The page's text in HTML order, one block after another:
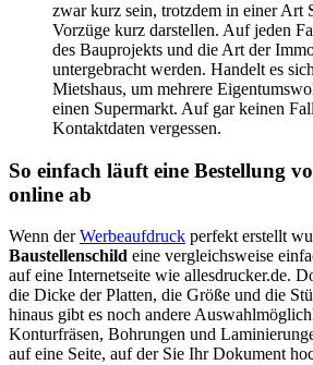
zwar kurz sein, trotzdem in einer Art
Vorzüge kurz darstellen. Auf jeden
des Bauprojekts und die Art der
untergebracht werden. Handelt es
Mietshaus, um mehrere
einen Supermarkt. Auf gar keinen
Kontaktdaten vergessen.
So einfach läuft eine Bestellung
online ab
Wenn derWerbeaufdruck perfekt erstellt
Baustellenschild eine vergleichsweise
auf eine Internetseite wie allesdrucker.de.
die Dicke der Platten, die Größe und die
hinaus gibt es noch andere
Konturfräsen, Bohrungen und
auf eine Seite, auf der Sie Ihr Dokument